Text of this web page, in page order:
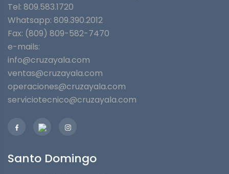
Tel: 809.583.1720
Whatsapp: 809.390.2012
Fax: (809) 809-582-7470
e-mails:
info@cruzayala.com
ventas@cruzayala.com
operaciones@cruzayala.com
serviciotecnico@cruzayala.com
Santo Domingo